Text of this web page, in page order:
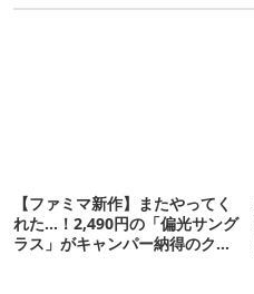
【ファミマ新作】またやってく
れた…！2,490円の「偏光サング
ラス」がキャンパー納得のクオ